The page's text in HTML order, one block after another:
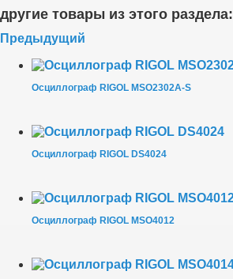
другие товары из этого раздела:
Предыдущий
Осциллограф RIGOL MSO2302A-S
Осциллограф RIGOL DS4024
Осциллограф RIGOL MSO4012